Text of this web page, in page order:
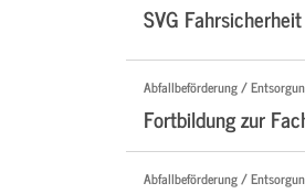
SVG
Abfallbeförderung /
Fortbildung zur
Abfallbeförderung /